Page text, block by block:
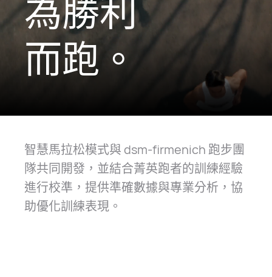
為勝利
而⁠跑。
智慧馬拉松模式與 dsm-firmenich 跑步團
隊共同開發，並結合菁英跑者的訓練經驗
進行校準，提供準確數據與專業分析，協
助優化訓練表⁠現。